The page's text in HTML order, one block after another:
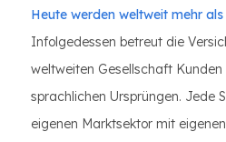
Heute werden weltweit mehr
Infolgedessen betreut die
weltweiten Gesellschaft
sprachlichen Ursprüngen. Jede
eigenen Marktsektor mit